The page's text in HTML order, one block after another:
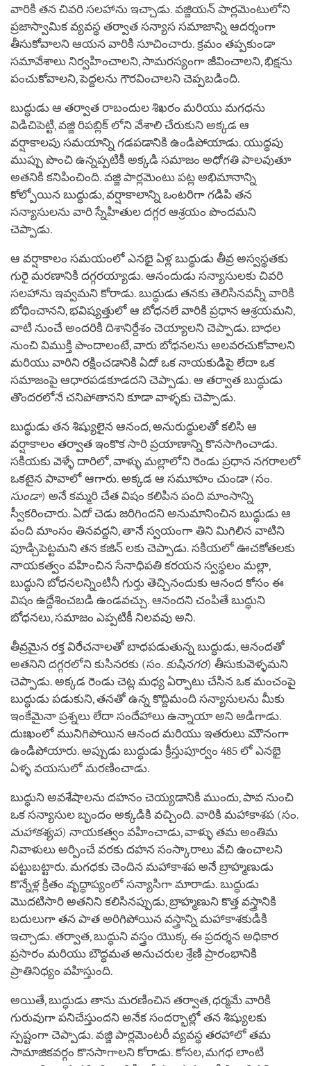
వారికి తన చివరి సలహాను ఇచ్చాడు. వజ్జియన్ పార్లమెంటులోని
ప్రజాస్వామిక వ్యవస్థ తర్వాత సన్యాస సమాజాన్ని ఆదర్శంగా
తీసుకోవాలని ఆయన వారికి సూచించారు. క్రమం తప్పకుండా
సమావేశాలు నిర్వహించాలని, సామరస్యంగా జీవించాలని, భిక్షను
పంచుకోవాలని, పెద్దలను గౌరవించాలని చెప్పబడింది.
బుద్ధుడు ఆ తర్వాత రాబందుల శిఖరం మరియు మగధను
విడిచిపెట్టి, వజ్జి రిపబ్లిక్ లోని వేశాలి చేరుకుని అక్కడ ఆ
వర్షాకాలపు సమయాన్ని గడపడానికి ఉండిపోయాడు. యుద్ధపు
ముప్పు పొంచి ఉన్నప్పటికీ అక్కడి సమాజం అధోగతి పాలవుతూ
అతనికి కనిపించింది. వజ్జి పార్లమెంటు పట్ల అభిమానాన్ని
కోల్పోయిన బుద్ధుడు, వర్షాకాలాన్ని ఒంటరిగా గడిపి తన
సన్యాసులను వారి స్నేహితుల దగ్గర ఆశ్రయం పొందమని
చెప్పాడు.
ఆ వర్షాకాలం సమయంలో ఎనభై ఏళ్ల బుద్ధుడు తీవ్ర అస్వస్థతకు
గురై మరణానికి దగ్గరయ్యాడు. ఆనందుడు సన్యాసులకు చివరి
సలహాను ఇవ్వమని కోరాడు. బుద్ధుడు తనకు తెలిసినవన్నీ వారికి
బోధించానని, భవిష్యత్తులో ఆ బోధనలే వారికి ప్రధాన ఆశ్రయమని,
వాటి నుంచే అందరికి దిశానిర్దేశం చెయ్యాలని చెప్పాడు. బాధల
నుంచి విముక్తి పొందాలంటే, వారు బోధనలను అలవరచుకోవాలని
మరియు వారిని రక్షించడానికి ఏదో ఒక నాయకుడిపై లేదా ఒక
సమాజంపై ఆధారపడకూడదని చెప్పాడు. ఆ తర్వాత బుద్ధుడు
తొందరలోనే చనిపోతానని కూడా వాళ్ళకు చెప్పాడు.
బుద్ధుడు తన శిష్యులైన ఆనంద, అనురుద్ధులతో కలిసి ఆ
వర్షాకాలం తర్వాత ఇంకొక సారి ప్రయాణాన్ని కొనసాగించాడు.
సకియకు వెళ్ళే దారిలో, వాళ్ళు మల్లాలోని రెండు ప్రధాన నగరాలలో
ఒకటైన పావాలో ఆగారు. అక్కడ ఆ సమూహం చుండా (సం.
సుండా) అనే కమ్మరి చేత విషం కలిపిన పంది మాంసాన్ని
స్వీకరించారు. ఏదో చెడు జరిగిందని అనుమానించిన బుద్ధుడు ఆ
పంది మాంసం తినవద్దని, తానే స్వయంగా తిని మిగిలిన వాటిని
పూడ్చిపెట్టమని తన కజిన్ లకు చెప్పాడు. సకియలో ఊచకోతలకు
నాయకత్వం వహించిన సేనాధిపతి కరయన స్వస్థలం మల్లా,
బుద్ధుని బోధనలన్నింటినీ గుర్తు తెచ్చినందుకు ఆనంద కోసం ఈ
విషం ఉద్దేశించబడి ఉండవచ్చు. ఆనందని చంపితే బుద్ధుని
బోధనలు, సమాజం ఎప్పటికీ నిలవవు అని.
తీవ్రమైన రక్త విరేచనాలతో బాధపడుతున్న బుద్ధుడు, ఆనందతో
అతనిని దగ్గరలోని కుసినరకు (సం. కుషినగర) తీసుకువెళ్ళమని
చెప్పాడు. అక్కడ రెండు చెట్ల మధ్య ఏర్పాటు చేసిన ఒక మంచంపై
బుద్ధుడు పడుకుని, తనతో ఉన్న కొద్దిమంది సన్యాసులను మీకు
ఇంకేమైనా ప్రశ్నలు లేదా సందేహాలు ఉన్నాయా అని అడిగాడు.
దుఃఖంలో మునిగిపోయిన ఆనంద మరియు ఇతరులు మౌనంగా
ఉండిపోయారు. అప్పుడు బుద్ధుడు క్రీస్తుపూర్వం 485 లో ఎనభై
ఏళ్ళ వయసులో మరణించాడు.
బుద్ధుని అవశేషాలను దహనం చెయ్యడానికి ముందు, పావ నుంచి
ఒక సన్యాసుల బృందం అక్కడికి వచ్చింది. వారికి మహాకాశప (సం.
మహాకశ్యప) నాయకత్వం వహించాడు, వాళ్ళు తమ అంతిమ
నివాళులు అర్పించే వరకు దహన సంస్కారాలు వేచి ఉంచాలని
పట్టుబట్టారు. మగధకు చెందిన మహాకాశప అనే బ్రాహ్మణుడు
కొన్నేళ్ల క్రితం వృద్ధాప్యంలో సన్యాసిగా మారాడు. బుద్ధుడు
మొదటిసారి అతనిని కలిసినప్పుడు, బ్రాహ్మణుని కొత్త వస్త్రానికి
బదులుగా తన పాత అరిగిపోయిన వస్త్రాన్ని మహాకాశకుడికి
ఇచ్చాడు. తర్వాత, బుద్ధుని వస్త్రం యొక్క ఈ ప్రదర్శన అధికార
ప్రసారం మరియు బౌద్ధమత అనుచరుల శ్రేణి ప్రారంభానికి
ప్రాతినిధ్యం వహిస్తుంది.
అయితే, బుద్ధుడు తాను మరణించిన తర్వాత, ధర్మమే వారికి
గురువుగా పనిచేస్తుందని అనేక సందర్భాల్లో తన శిష్యులకు
స్పష్టంగా చెప్పాడు. వజ్జి పార్లమెంటరీ వ్యవస్థ తరహాలో తమ
సామాజికవర్గం కొనసాగాలని కోరాడు. కోసల, మగధ లాంటి